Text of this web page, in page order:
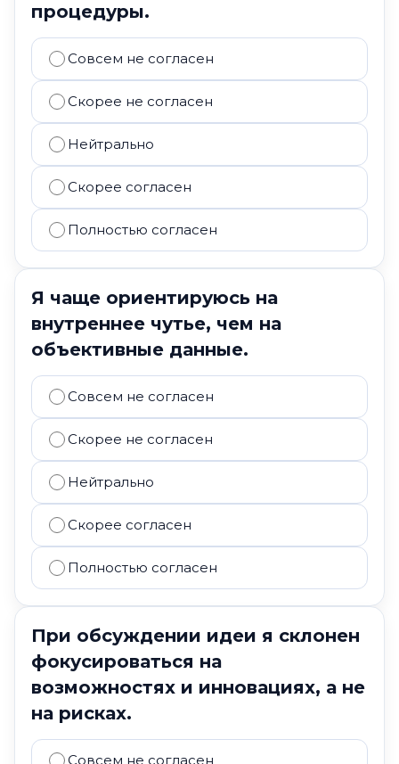
процедуры.
Совсем не согласен
Скорее не согласен
Нейтрально
Скорее согласен
Полностью согласен
Я чаще ориентируюсь на
внутреннее чутье, чем на
объективные данные.
Совсем не согласен
Скорее не согласен
Нейтрально
Скорее согласен
Полностью согласен
При обсуждении идеи я склонен
фокусироваться на
возможностях и инновациях, а не
на рисках.
Совсем не согласен